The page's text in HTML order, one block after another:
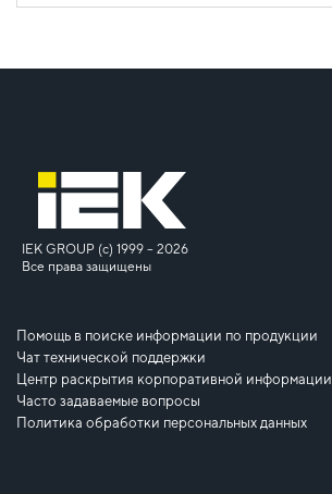
IEK GROUP (c) 1999 – 2026
Все права защищены
Помощь в поиске информации по продукции
Чат технической поддержки
Центр раскрытия корпоративной информации
Часто задаваемые вопросы
Политика обработки персональных данных